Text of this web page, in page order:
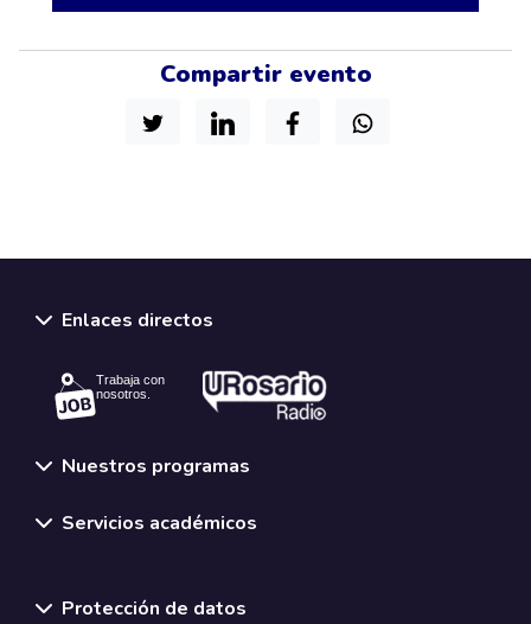
Compartir evento
Enlaces directos
Trabaja con
nosotros.
Nuestros programas
Servicios académicos
Protección de datos